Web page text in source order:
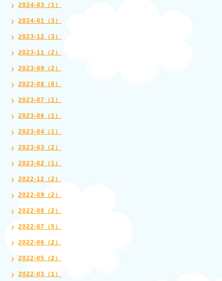
2024-03（1）
2024-01（3）
2023-12（3）
2023-11（2）
2023-09（2）
2023-08（6）
2023-07（1）
2023-06（1）
2023-04（1）
2023-03（2）
2023-02（1）
2022-12（2）
2022-09（2）
2022-08（2）
2022-07（5）
2022-06（2）
2022-05（2）
2022-03（1）